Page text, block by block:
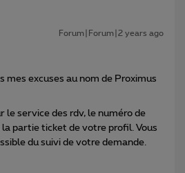
Forum|Forum|2 years ago
mes excuses au nom de Proximus
le service des rdv, le numéro de
partie ticket de votre profil. Vous
du suivi de votre demande.